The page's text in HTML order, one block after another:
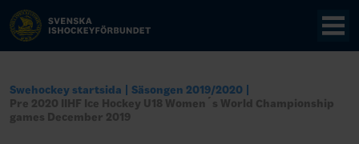
Swehockey startsida
Säsongen 2019/2020
Pre 2020 IIHF Ice Hockey U18 Women´s World Championship
games December 2019